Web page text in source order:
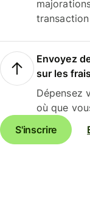
transaction
Envoyez
sur les frais
Dépensez
où que
S'inscrire